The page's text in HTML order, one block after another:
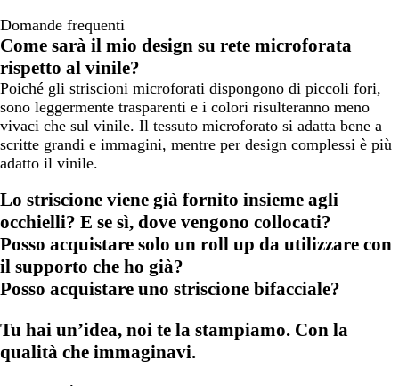
Domande frequenti
Come sarà il mio design su rete microforata
rispetto al vinile?
Poiché gli striscioni microforati dispongono di piccoli fori,
sono leggermente trasparenti e i colori risulteranno meno
vivaci che sul vinile. Il tessuto microforato si adatta bene a
scritte grandi e immagini, mentre per design complessi è più
adatto il vinile.
Lo striscione viene già fornito insieme agli
occhielli? E se sì, dove vengono collocati?
Posso acquistare solo un roll up da utilizzare con
il supporto che ho già?
Posso acquistare uno striscione bifacciale?
Tu hai un’idea, noi te la stampiamo. Con la
qualità che immaginavi.